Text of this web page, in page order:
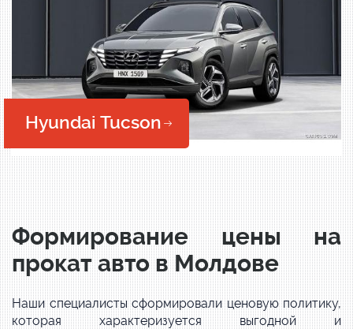
Hyundai Tucson
Формирование цены на
прокат авто в Молдове
Наши специалисты сформировали ценовую политику,
которая характеризуется выгодной и